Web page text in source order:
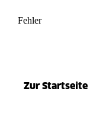
Fehler
Zur Startseite